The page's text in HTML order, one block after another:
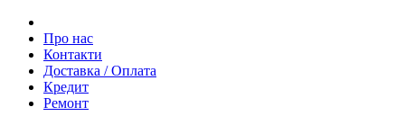
Про нас
Контакти
Доставка / Оплата
Кредит
Ремонт